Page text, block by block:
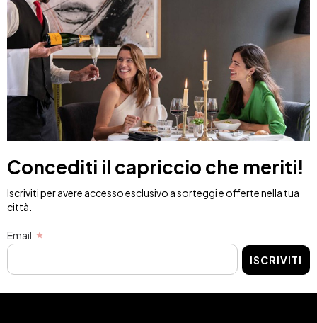
Concediti il capriccio che meriti!
Iscriviti per avere accesso esclusivo a sorteggi e offerte nella tua
città.
Email
ISCRIVITI